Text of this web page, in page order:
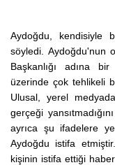
Aydoğdu, kendisiyle
söyledi. Aydoğdu'nun
Başkanlığı adına
üzerinde çok tehlikeli
Ulusal, yerel
gerçeği
ayrıca şu ifadelere
Aydoğdu istifa
kişinin istifa ettiği